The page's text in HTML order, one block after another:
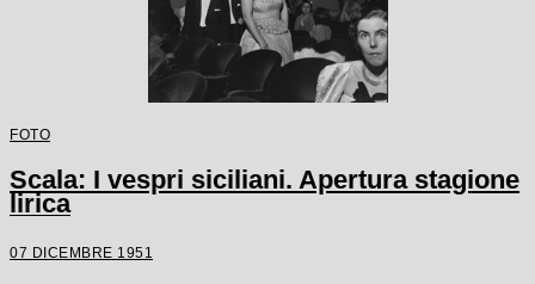
FOTO
Scala: I vespri siciliani. Apertura stagione
lirica
07 DICEMBRE 1951